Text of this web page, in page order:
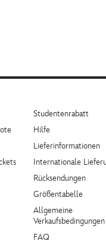
Studentenrabatt
Hilfe
Lieferinformationen
Internationale
Rücksendungen
Größentabelle
Allgemeine
Verkaufsbedingungen
FAQ